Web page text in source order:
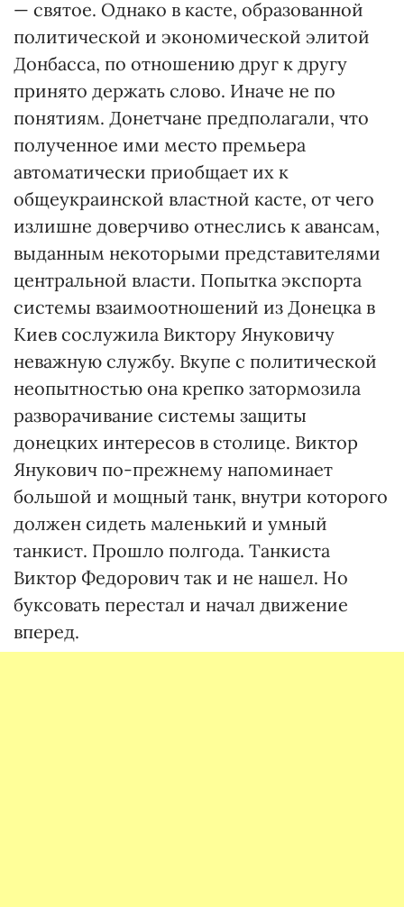
— святое. Однако в касте, образованной
политической и экономической элитой
Донбасса, по отношению друг к другу
принято держать слово. Иначе не по
понятиям. Донетчане предполагали, что
полученное ими место премьера
автоматически приобщает их к
общеукраинской властной касте, от чего
излишне доверчиво отнеслись к авансам,
выданным некоторыми представителями
центральной власти. Попытка экспорта
системы взаимоотношений из Донецка в
Киев сослужила Виктору Януковичу
неважную службу. Вкупе с политической
неопытностью она крепко затормозила
разворачивание системы защиты
донецких интересов в столице. Виктор
Янукович по-прежнему напоминает
большой и мощный танк, внутри которого
должен сидеть маленький и умный
танкист. Прошло полгода. Танкиста
Виктор Федорович так и не нашел. Но
буксовать перестал и начал движение
вперед.